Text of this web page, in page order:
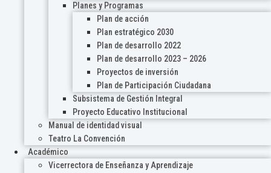
Planes y Programas
Plan de acción
Plan estratégico 2030
Plan de desarrollo 2022
Plan de desarrollo 2023 – 2026
Proyectos de inversión
Plan de Participación Ciudadana
Subsistema de Gestión Integral
Proyecto Educativo Institucional
Manual de identidad visual
Teatro La Convención
Académico
Vicerrectora de Enseñanza y Aprendizaje